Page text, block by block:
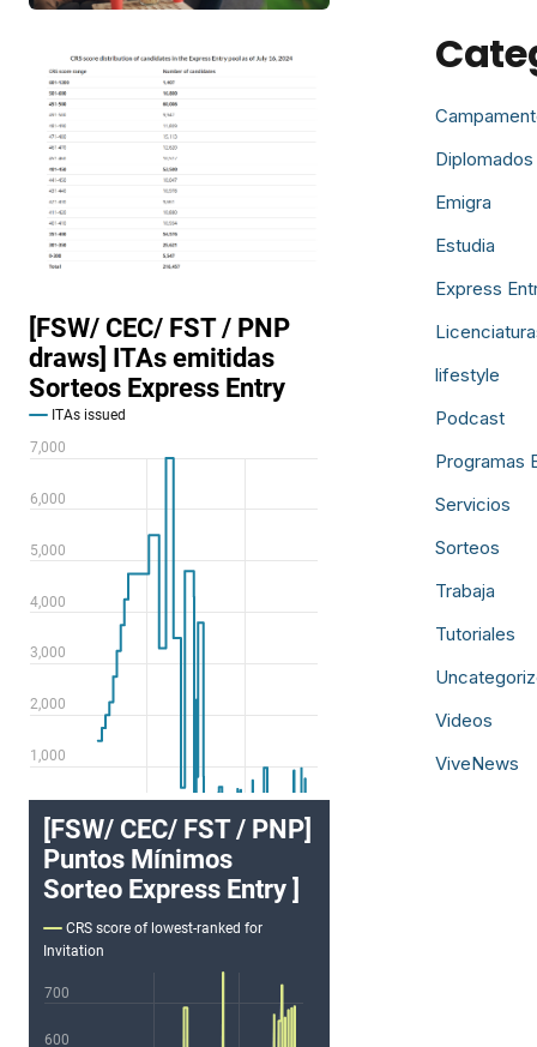
Diplomados
Emigra
Estudia
Express
lifestyle
Podcast
Programas
Servicios
Sorteos
Trabaja
Tutoriales
Videos
ViveNews